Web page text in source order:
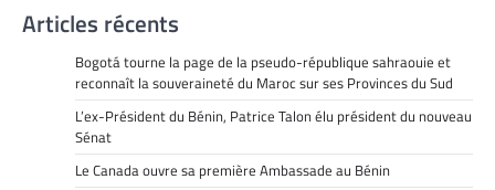
Articles récents
Bogotá tourne la page de la pseudo-république sahraouie et
reconnaît la souveraineté du Maroc sur ses Provinces du Sud
L’ex-Président du Bénin, Patrice Talon élu président du nouveau
Sénat
Le Canada ouvre sa première Ambassade au Bénin